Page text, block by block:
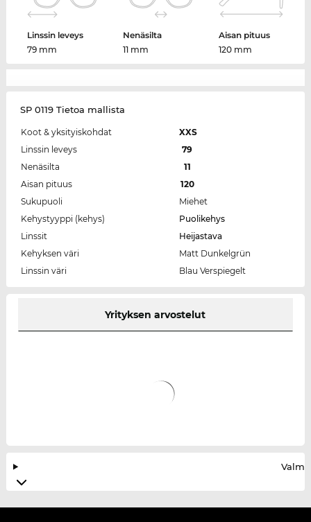
Linssin leveys
79 mm
Nenäsilta
11 mm
Aisan pituus
120 mm
SP 0119 Tietoa mallista
Koot & yksityiskohdat
XXS
Linssin leveys
79
Nenäsilta
11
Aisan pituus
120
Sukupuoli
Miehet
Kehystyyppi (kehys)
Puolikehys
Linssit
Heijastava
Kehyksen väri
Matt Dunkelgrün
Linssin väri
Blau Verspiegelt
Yrityksen arvostelut